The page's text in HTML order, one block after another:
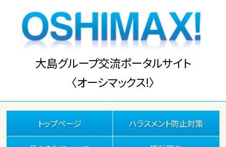
大島グループ交流ポータルサイト
〈オーシマックス!〉
トップページ ハラスメント防止対策